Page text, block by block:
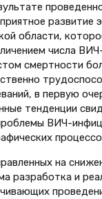
развитие
области,
числа
смертности
в первую
тенденции
ВИЧ-
на
разработка и